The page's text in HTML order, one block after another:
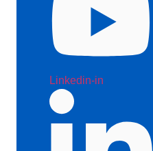
Linkedin-in